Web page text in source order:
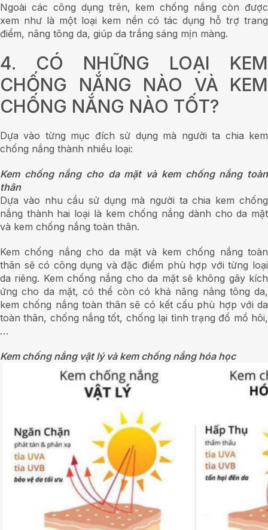
Ngoài các công dụng trên, kem chống nắng còn được
xem như là một loại kem nền có tác dụng hỗ trợ trang
điểm, nâng tông da, giúp da trắng sáng mịn màng.
4. CÓ NHỮNG LOẠI KEM
CHỐNG NẮNG NÀO VÀ KEM
CHỐNG NẮNG NÀO TỐT?
Dựa vào từng mục đích sử dụng mà người ta chia kem
chống nắng thành nhiều loại:
Kem chống nắng cho da mặt và kem chống nắng toàn
thân
Dựa vào nhu cầu sử dụng mà người ta chia kem chống
nắng thành hai loại là kem chống nắng dành cho da mặt
và kem chống nắng toàn thân.
Kem chống nắng cho da mặt và kem chống nắng toàn
thân sẽ có công dụng và đặc điểm phù hợp với từng loại
da riêng. Kem chống nắng cho da mặt sẽ không gây kích
ứng cho da mặt, có thể còn có khả năng nâng tông da,
kem chống nắng toàn thân sẽ có kết cấu phù hợp với da
toàn thân, chống nắng tốt, chống lại tình trạng đổ mồ hôi,
…
Kem chống nắng vật lý và kem chống nắng hóa học